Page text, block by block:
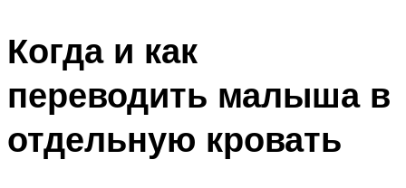
Когда и как
переводить малыша в
отдельную кровать